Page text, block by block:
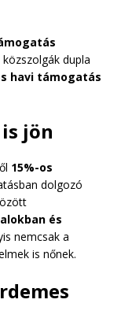
dupla
havi támogatás
jön
15%-os
dolgozó
és
nemcsak a
is nőnek.